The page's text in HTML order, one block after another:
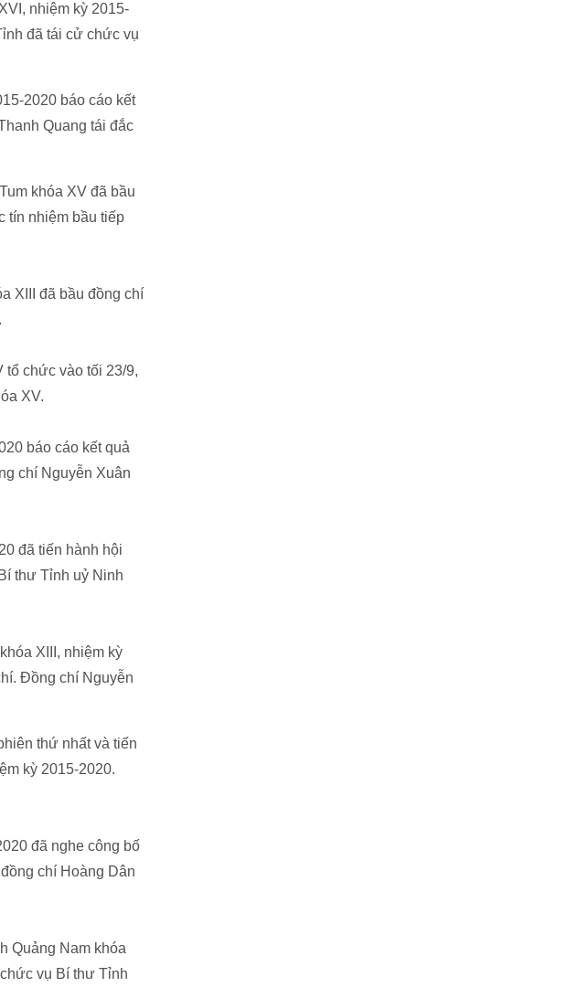
nhiệm kỳ 2015-
đã tái cử chức vụ
2020 báo cáo kết
Quang tái đắc
khóa XV đã bầu
tín nhiệm bầu tiếp
XIII đã bầu đồng chí
tổ chức vào tối 23/9,
XV.
báo cáo kết quả
chí Nguyễn Xuân
đã tiến hành hội
thư Tỉnh uỷ Ninh
XIII, nhiệm kỳ
Đồng chí Nguyễn
thứ nhất và tiến
kỳ 2015-2020.
đã nghe công bố
chí Hoàng Dân
Quảng Nam khóa
vụ Bí thư Tỉnh